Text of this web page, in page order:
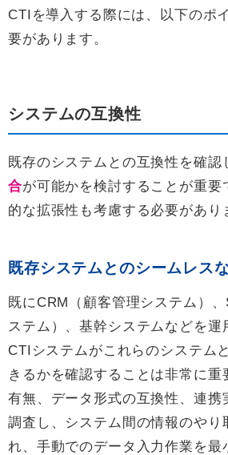
CTIを導入する際には、以下のポ
要があります。
システムの互換性
既存のシステムとの互換性を確認
合が可能かを検討することが重要
的な拡張性も考慮する必要があり
既存システムとのシームレス
既にCRM（顧客管理システム）
ステム）、基幹システムなどを運
CTIシステムがこれらのシステム
きるかを確認することは非常に重
有無、データ形式の互換性、連携
調査し、システム間の情報のやり
れ、手動でのデータ入力作業を最